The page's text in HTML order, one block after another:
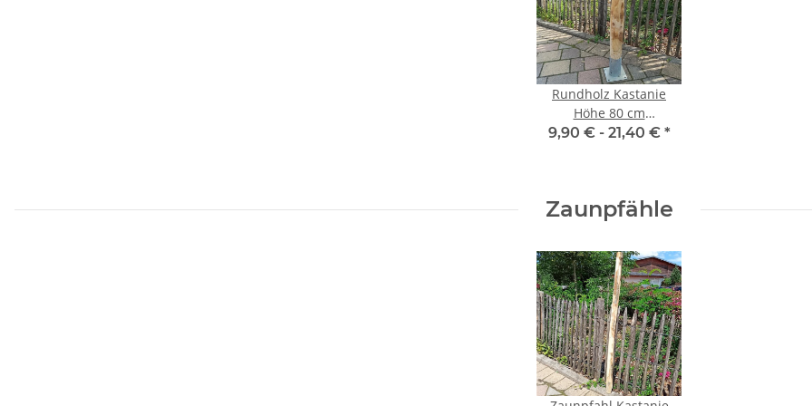
Rundholz Kastanie
Höhe 80 cm
Durchmesser ca 8cm
9,90 € - 21,40 € *
Zaunpfähle